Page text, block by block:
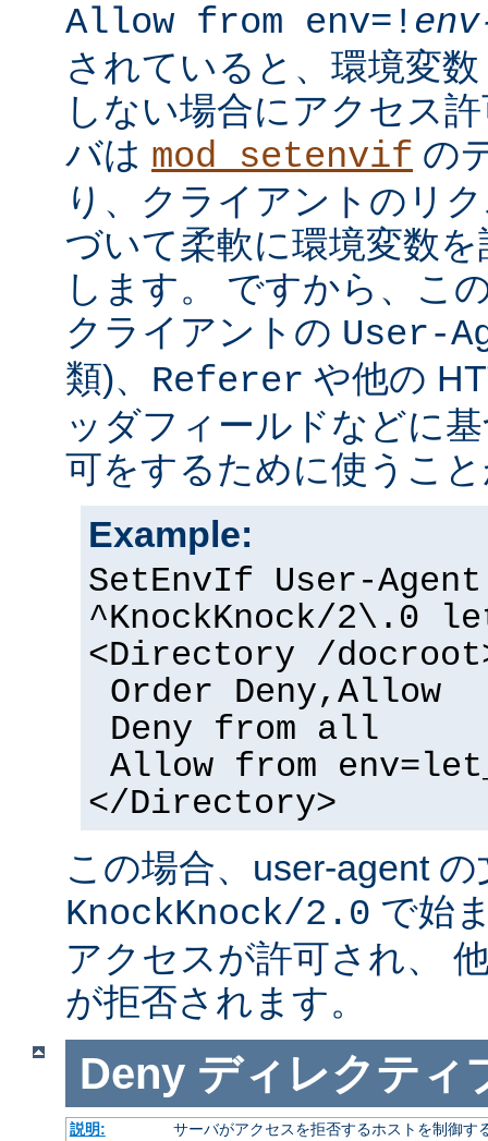
Allow from env=!
されていると、環境変数
しない場合にアクセス
バは mod_setenvif の
り、クライアントのリ
づいて柔軟に環境変数
します。 ですから、こ
クライアントの User-
類)、 Referer や他の
ッダフィールドなどに
可をするために使うこ
Example:
SetEnvIf User-Agent
^KnockKnock/2\.0
<Directory /
Order Deny,Allow
Deny from all
Allow from
</Directory>
この場合、user-agent
KnockKnock/2.0 で始
アクセスが許可され、
が拒否されます。
Deny ディレクティ
説明:
サーバがアクセスを拒否するホストを制御す